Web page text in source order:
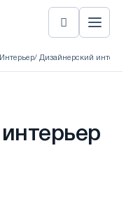
/ Дизайнерский интерьер